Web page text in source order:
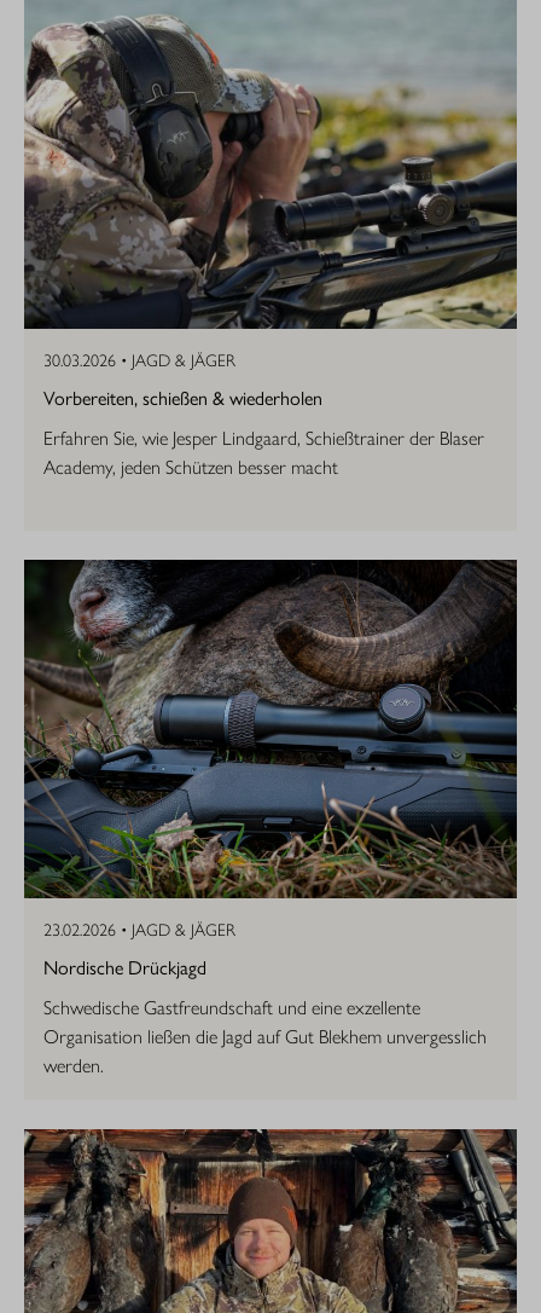
30.03.2026 • JAGD & JÄGER
Vorbereiten, schießen & wiederholen
Erfahren Sie, wie Jesper Lindgaard, Schießtrainer der Blaser
Academy, jeden Schützen besser macht
23.02.2026 • JAGD & JÄGER
Nordische Drückjagd
Schwedische Gastfreundschaft und eine exzellente
Organisation ließen die Jagd auf Gut Blekhem unvergesslich
werden.